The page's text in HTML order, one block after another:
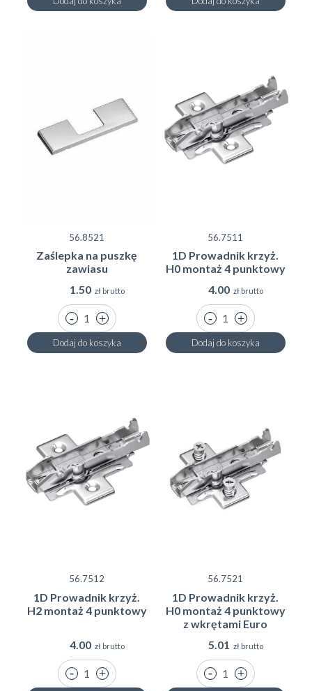
56.8521
Zaślepka na puszkę
zawiasu
1.50 zł brutto
Dodaj do koszyka
56.7511
1D Prowadnik krzyż.
H0 montaż 4 punktowy
4.00 zł brutto
Dodaj do koszyka
56.7512
1D Prowadnik krzyż.
H2 montaż 4 punktowy
4.00 zł brutto
56.7521
1D Prowadnik krzyż.
H0 montaż 4 punktowy
z wkrętami Euro
5.01 zł brutto